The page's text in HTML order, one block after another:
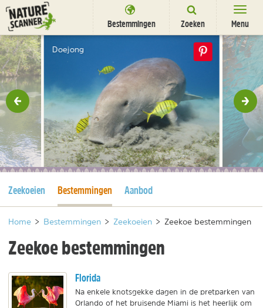
Ga
naar
content
Bestemmingen Zoeken Menu
Bestemmingen
Overnachten
Activiteiten
Natuurparken
Dieren
Nieuwsbrief Uitgelicht
Doejong
Huidige pagina
Zeekoeien Huidige pagina
Bestemmingen Aanbod
Home > Bestemmingen > Zeekoeien > Zeekoe bestemmingen
Zeekoe bestemmingen
Florida
Na enkele knotsgekke dagen in de pretparken van
Orlando of het bruisende Miami is het heerlijk om